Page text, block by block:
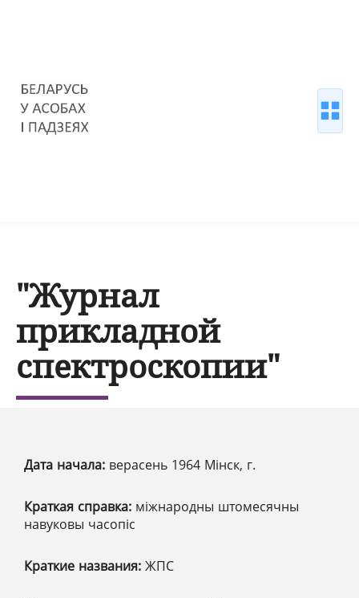
"Журнал
прикладной
спектроскопии"
Дата начала: верасень 1964 Мінск, г.
Краткая справка: міжнародны штомесячны
навуковы часопіс
Краткие названия: ЖПС